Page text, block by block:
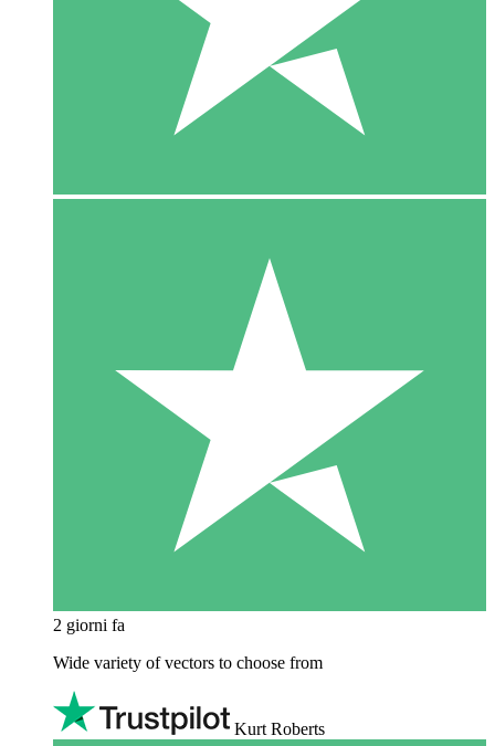
2 giorni fa
Wide variety of vectors to choose from
Kurt Roberts